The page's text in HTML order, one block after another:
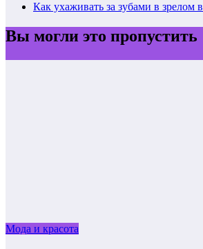
Как ухаживать за зубами в зрелом
Вы могли это пропустить
Мода и красота